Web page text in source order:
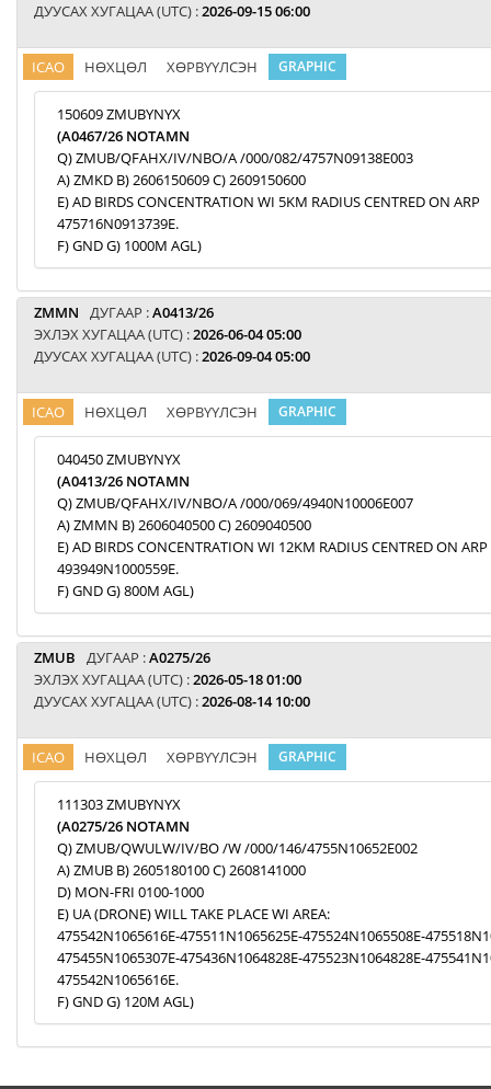
ДУУСАХ ХУГАЦАА (UTC) :2026-09-15 06:00
ICAO НӨХЦӨЛ ХӨРВҮҮЛСЭН GRAPHIC
150609 ZMUBYNYX
(A0467/26 NOTAMN
Q) ZMUB/QFAHX/IV/NBO/A /000/082/4757N09138E003
A) ZMKD B) 2606150609 C) 2609150600
E) AD BIRDS CONCENTRATION WI 5KM RADIUS CENTRED ON ARP
475716N0913739E.
F) GND G) 1000M AGL)
ZMMN ДУГААР :A0413/26
ЭХЛЭХ ХУГАЦАА (UTC) :2026-06-04 05:00
ДУУСАХ ХУГАЦАА (UTC) :2026-09-04 05:00
ICAO НӨХЦӨЛ ХӨРВҮҮЛСЭН GRAPHIC
040450 ZMUBYNYX
(A0413/26 NOTAMN
Q) ZMUB/QFAHX/IV/NBO/A /000/069/4940N10006E007
A) ZMMN B) 2606040500 C) 2609040500
E) AD BIRDS CONCENTRATION WI 12KM RADIUS CENTRED ON ARP
493949N1000559E.
F) GND G) 800M AGL)
ZMUB ДУГААР :A0275/26
ЭХЛЭХ ХУГАЦАА (UTC) :2026-05-18 01:00
ДУУСАХ ХУГАЦАА (UTC) :2026-08-14 10:00
ICAO НӨХЦӨЛ ХӨРВҮҮЛСЭН GRAPHIC
111303 ZMUBYNYX
(A0275/26 NOTAMN
Q) ZMUB/QWULW/IV/BO /W /000/146/4755N10652E002
A) ZMUB B) 2605180100 C) 2608141000
D) MON-FRI 0100-1000
E) UA (DRONE) WILL TAKE PLACE WI AREA:
475542N1065616E-475511N1065625E-475524N1065508E-
475455N1065307E-475436N1064828E-475523N1064828E-
475542N1065616E.
F) GND G) 120M AGL)